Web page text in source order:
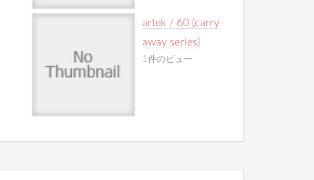
artek / 60 (carry
away series)
1件のビュー